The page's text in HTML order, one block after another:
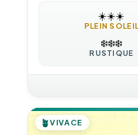
☀️☀️☀️
PLEIN SOLEIL
❄️❄️❄️
RUSTIQUE
🪴VIVACE